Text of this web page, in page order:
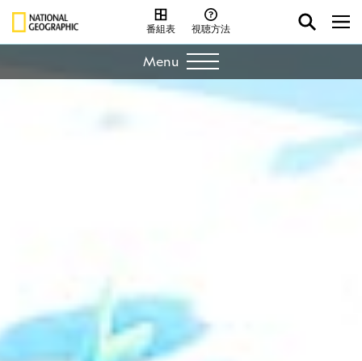
番組表 視聴方法
Menu